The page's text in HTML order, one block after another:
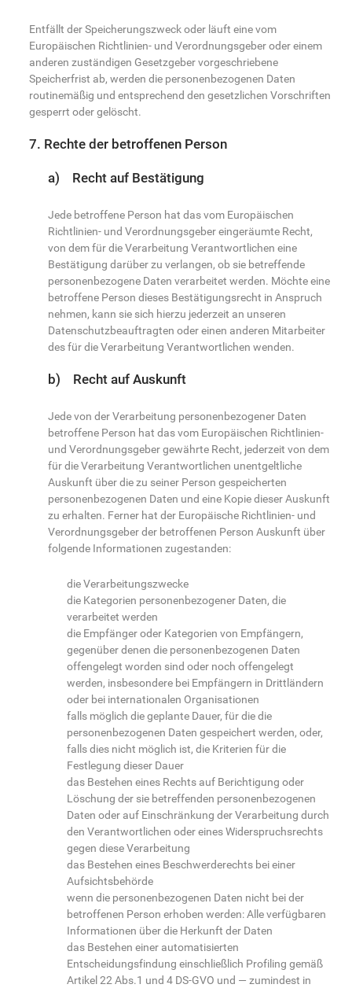
Entfällt der Speicherungszweck oder läuft eine vom
Europäischen Richtlinien- und Verordnungsgeber oder einem
anderen zuständigen Gesetzgeber vorgeschriebene
Speicherfrist ab, werden die personenbezogenen Daten
routinemäßig und entsprechend den gesetzlichen Vorschriften
gesperrt oder gelöscht.
7. Rechte der betroffenen Person
a) Recht auf Bestätigung
Jede betroffene Person hat das vom Europäischen
Richtlinien- und Verordnungsgeber eingeräumte Recht,
von dem für die Verarbeitung Verantwortlichen eine
Bestätigung darüber zu verlangen, ob sie betreffende
personenbezogene Daten verarbeitet werden. Möchte eine
betroffene Person dieses Bestätigungsrecht in Anspruch
nehmen, kann sie sich hierzu jederzeit an unseren
Datenschutzbeauftragten oder einen anderen Mitarbeiter
des für die Verarbeitung Verantwortlichen wenden.
b) Recht auf Auskunft
Jede von der Verarbeitung personenbezogener Daten
betroffene Person hat das vom Europäischen Richtlinien-
und Verordnungsgeber gewährte Recht, jederzeit von dem
für die Verarbeitung Verantwortlichen unentgeltliche
Auskunft über die zu seiner Person gespeicherten
personenbezogenen Daten und eine Kopie dieser Auskunft
zu erhalten. Ferner hat der Europäische Richtlinien- und
Verordnungsgeber der betroffenen Person Auskunft über
folgende Informationen zugestanden:
die Verarbeitungszwecke
die Kategorien personenbezogener Daten, die
verarbeitet werden
die Empfänger oder Kategorien von Empfängern,
gegenüber denen die personenbezogenen Daten
offengelegt worden sind oder noch offengelegt
werden, insbesondere bei Empfängern in Drittländern
oder bei internationalen Organisationen
falls möglich die geplante Dauer, für die die
personenbezogenen Daten gespeichert werden, oder,
falls dies nicht möglich ist, die Kriterien für die
Festlegung dieser Dauer
das Bestehen eines Rechts auf Berichtigung oder
Löschung der sie betreffenden personenbezogenen
Daten oder auf Einschränkung der Verarbeitung durch
den Verantwortlichen oder eines Widerspruchsrechts
gegen diese Verarbeitung
das Bestehen eines Beschwerderechts bei einer
Aufsichtsbehörde
wenn die personenbezogenen Daten nicht bei der
betroffenen Person erhoben werden: Alle verfügbaren
Informationen über die Herkunft der Daten
das Bestehen einer automatisierten
Entscheidungsfindung einschließlich Profiling gemäß
Artikel 22 Abs.1 und 4 DS-GVO und — zumindest in